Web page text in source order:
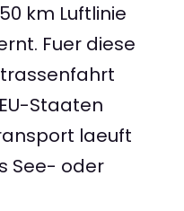
km Luftlinie
Fuer diese
Staaten
laeuft
See- oder